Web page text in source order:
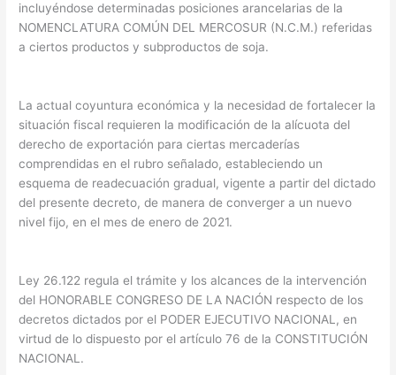
incluyéndose determinadas posiciones arancelarias de la
NOMENCLATURA COMÚN DEL MERCOSUR (N.C.M.) referidas
a ciertos productos y subproductos de soja.
La actual coyuntura económica y la necesidad de fortalecer la
situación fiscal requieren la modificación de la alícuota del
derecho de exportación para ciertas mercaderías
comprendidas en el rubro señalado, estableciendo un
esquema de readecuación gradual, vigente a partir del dictado
del presente decreto, de manera de converger a un nuevo
nivel fijo, en el mes de enero de 2021.
Ley 26.122 regula el trámite y los alcances de la intervención
del HONORABLE CONGRESO DE LA NACIÓN respecto de los
decretos dictados por el PODER EJECUTIVO NACIONAL, en
virtud de lo dispuesto por el artículo 76 de la CONSTITUCIÓN
NACIONAL.